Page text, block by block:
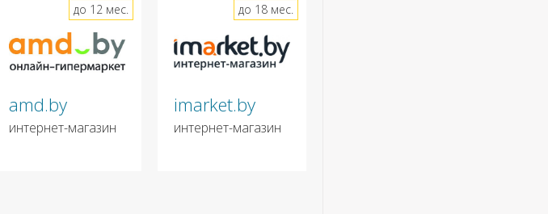
amd.by
интернет-магазин
до 12 мес.
imarket.by
интернет-магазин
до 18 мес.